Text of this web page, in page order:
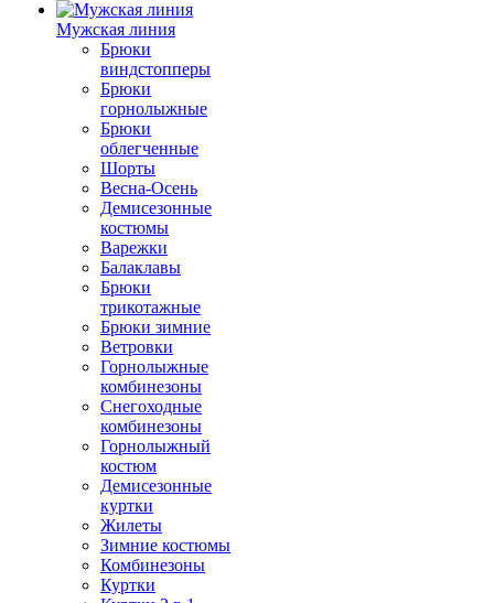
Мужская линия
Брюки
виндстопперы
Брюки
горнолыжные
Брюки
облегченные
Шорты
Весна-Осень
Демисезонные
костюмы
Варежки
Балаклавы
Брюки
трикотажные
Брюки зимние
Ветровки
Горнолыжные
комбинезоны
Снегоходные
комбинезоны
Горнолыжный
костюм
Демисезонные
куртки
Жилеты
Зимние костюмы
Комбинезоны
Куртки